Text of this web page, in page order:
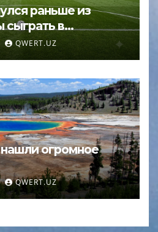
раньше из
сыграть в
QWERT.UZ
огромное
QWERT.UZ